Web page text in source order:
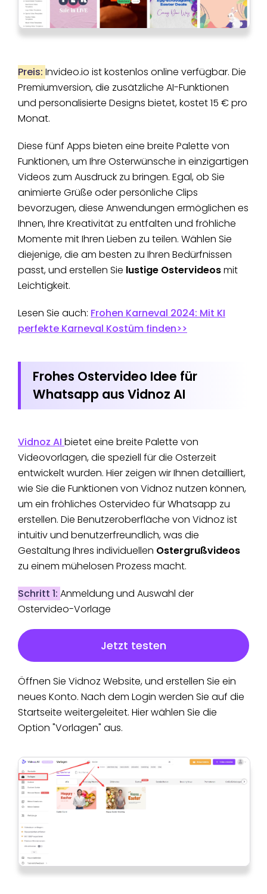
Preis: Invideo.io ist kostenlos online verfügbar. Die
Premiumversion, die zusätzliche AI-Funktionen
und personalisierte Designs bietet, kostet 15 € pro
Monat.
Diese fünf Apps bieten eine breite Palette von
Funktionen, um Ihre Osterwünsche in einzigartigen
Videos zum Ausdruck zu bringen. Egal, ob Sie
animierte Grüße oder persönliche Clips
bevorzugen, diese Anwendungen ermöglichen es
Ihnen, Ihre Kreativität zu entfalten und fröhliche
Momente mit Ihren Lieben zu teilen. Wählen Sie
diejenige, die am besten zu Ihren Bedürfnissen
passt, und erstellen Sie lustige Ostervideosmit
Leichtigkeit.
Lesen Sie auch: Frohen Karneval 2024: Mit KI
perfekte Karneval Kostüm finden>>
Frohes Ostervideo Idee für
Whatsapp aus Vidnoz AI
Vidnoz AI bietet eine breite Palette von
Videovorlagen, die speziell für die Osterzeit
entwickelt wurden. Hier zeigen wir Ihnen detailliert,
wie Sie die Funktionen von Vidnoz nutzen können,
um ein fröhliches Ostervideo für Whatsapp zu
erstellen. Die Benutzeroberfläche von Vidnoz ist
intuitiv und benutzerfreundlich, was die
Gestaltung Ihres individuellen Ostergrußvideos
zu einem mühelosen Prozess macht.
Schritt 1: Anmeldung und Auswahl der
Ostervideo-Vorlage
Jetzt testen
Öffnen Sie Vidnoz Website, und erstellen Sie ein
neues Konto. Nach dem Login werden Sie auf die
Startseite weitergeleitet. Hier wählen Sie die
Option "Vorlagen" aus.